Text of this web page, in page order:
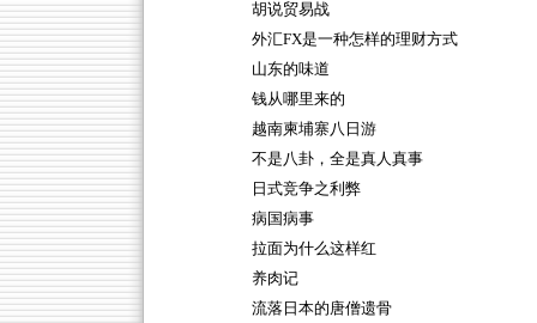
胡说贸易战
外汇FX是一种怎样的理财方式
山东的味道
钱从哪里来的
越南柬埔寨八日游
不是八卦，全是真人真事
日式竞争之利弊
病国病事
拉面为什么这样红
养肉记
流落日本的唐僧遗骨